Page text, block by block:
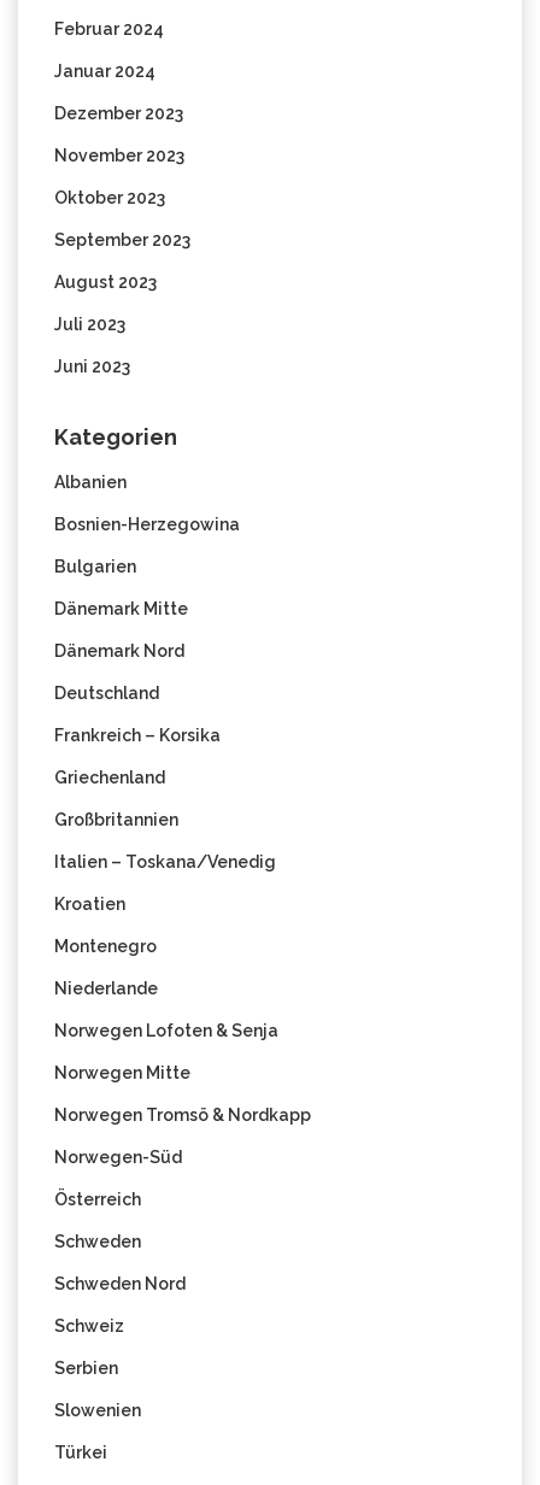
Februar 2024
Januar 2024
Dezember 2023
November 2023
Oktober 2023
September 2023
August 2023
Juli 2023
Juni 2023
Kategorien
Albanien
Bosnien-Herzegowina
Bulgarien
Dänemark Mitte
Dänemark Nord
Deutschland
Frankreich – Korsika
Griechenland
Großbritannien
Italien – Toskana/Venedig
Kroatien
Montenegro
Niederlande
Norwegen Lofoten & Senja
Norwegen Mitte
Norwegen Tromsö & Nordkapp
Norwegen-Süd
Österreich
Schweden
Schweden Nord
Schweiz
Serbien
Slowenien
Türkei